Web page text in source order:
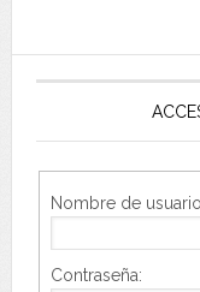
Nombre de
Contraseña: